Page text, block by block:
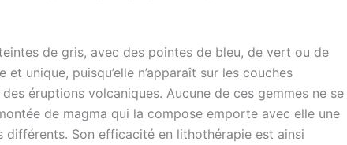
de gris, avec des pointes de bleu, de vert ou de
unique, puisqu’elle n’apparaît sur les couches
éruptions volcaniques. Aucune de ces gemmes ne se
de magma qui la compose emporte avec elle une
différents. Son efficacité en lithothérapie est ainsi